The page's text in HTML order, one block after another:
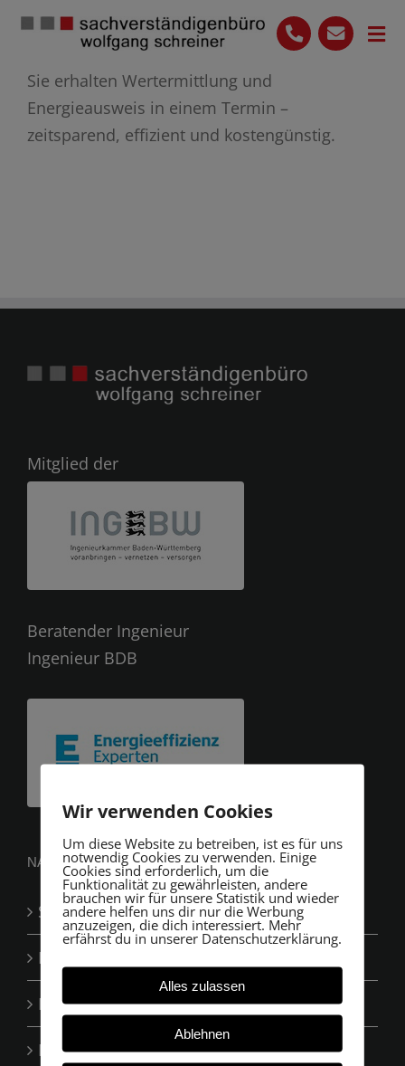
Skip
Start
Leistungen
Sie erhalten Wertermittlung und
Energieausweis in einem Termin –
zeitsparend, effizient und kostengünstig.
Mitglied der
Beratender Ingenieur
Ingenieur BDB
NAVIGATION
Startseite
Leistungen
Das Team
Ihre Vorteile
Wir verwenden Cookies
Um diese Website zu betreiben, ist es für uns
notwendig Cookies zu verwenden. Einige
Cookies sind erforderlich, um die
Funktionalität zu gewährleisten, andere
brauchen wir für unsere Statistik und wieder
andere helfen uns dir nur die Werbung
anzuzeigen, die dich interessiert. Mehr
erfährst du in unserer Datenschutzerklärung.
Alles zulassen
Ablehnen